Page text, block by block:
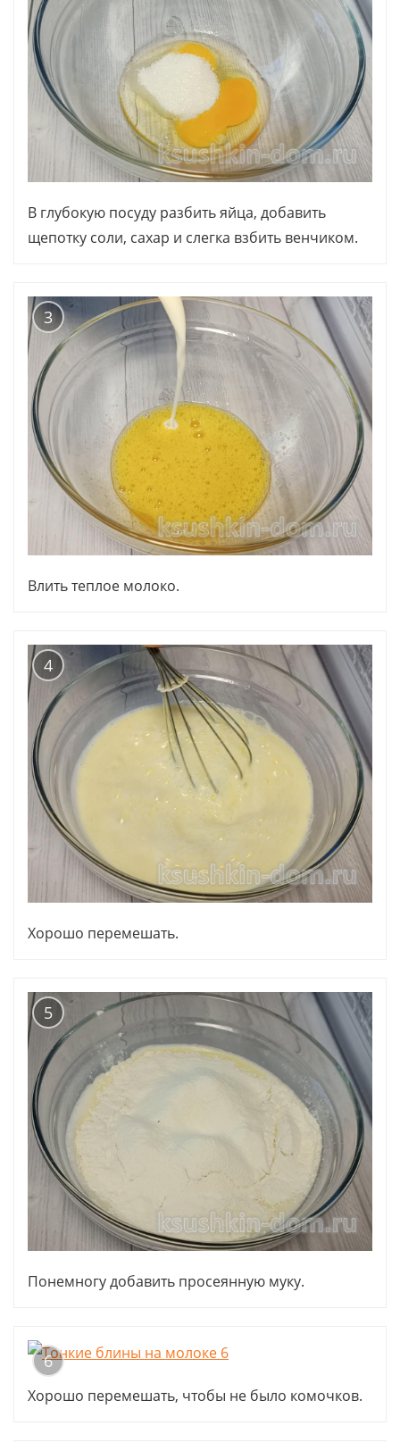
В глубокую посуду разбить яйца, добавить
щепотку соли, сахар и слегка взбить венчиком.
3
Влить теплое молоко.
4
Хорошо перемешать.
5
Понемногу добавить просеянную муку.
6
Хорошо перемешать, чтобы не было комочков.